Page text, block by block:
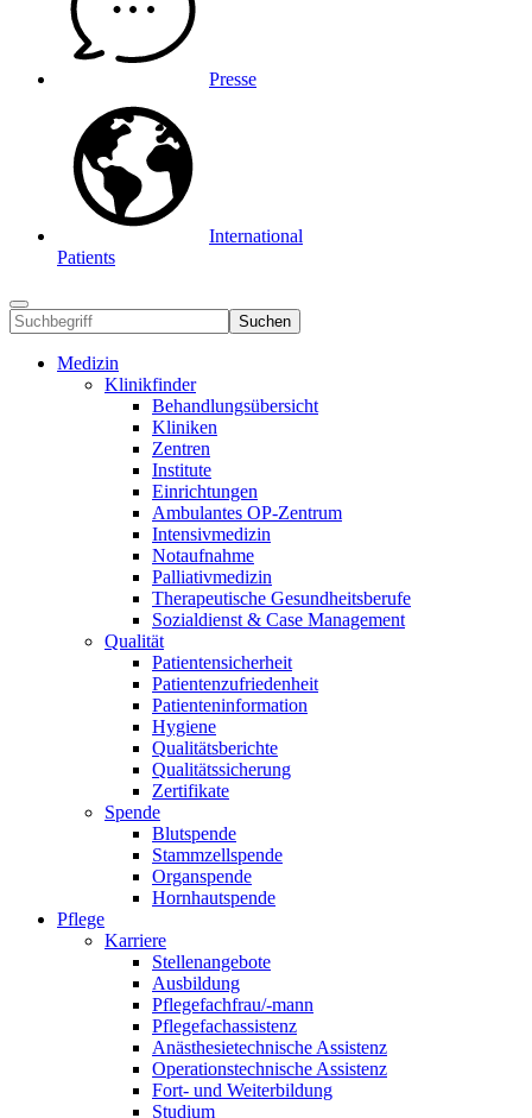
Presse
International
Patients
Suchen
Medizin
Klinikfinder
Behandlungsübersicht
Kliniken
Zentren
Institute
Einrichtungen
Ambulantes OP-Zentrum
Intensivmedizin
Notaufnahme
Palliativmedizin
Therapeutische Gesundheitsberufe
Sozialdienst & Case Management
Qualität
Patientensicherheit
Patientenzufriedenheit
Patienteninformation
Hygiene
Qualitätsberichte
Qualitätssicherung
Zertifikate
Spende
Blutspende
Stammzellspende
Organspende
Hornhautspende
Pflege
Karriere
Stellenangebote
Ausbildung
Pflegefachfrau/-mann
Pflegefachassistenz
Anästhesietechnische Assistenz
Operationstechnische Assistenz
Fort- und Weiterbildung
Studium